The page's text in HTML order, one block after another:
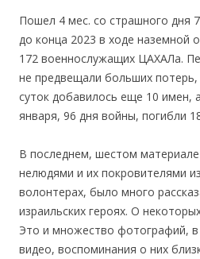
Пошел 4 мес. со страшного дня
до конца 2023 в ходе наземной
172 военнослужащих ЦАХАЛа.
не предвещали больших потерь,
суток добавилось еще 10 имен,
января, 96 дня войны, погибли
В последнем, шестом
нелюдями и их покровителями
волонтерах, было много
израильских героях. О
Это и множество фотографий,
видео, воспоминания о них